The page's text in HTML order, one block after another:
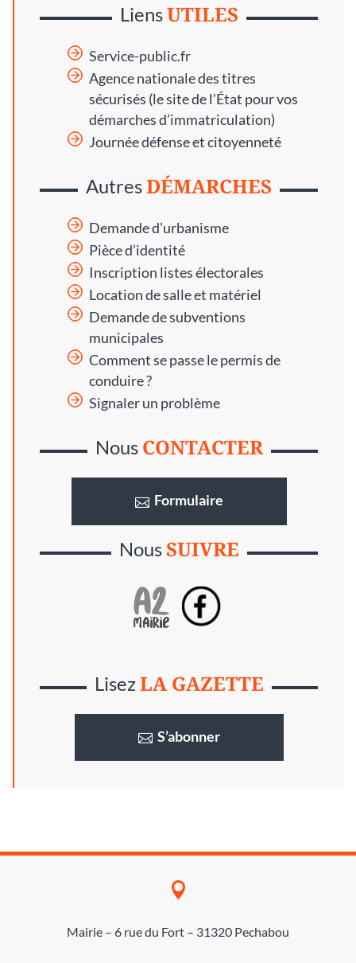
LiensUTILES
Service-public.fr
Agence nationale des titres
sécurisés (le site de l’État pour vos
démarches d’immatriculation)
Journée défense et citoyenneté
AutresDÉMARCHES
Demande d’urbanisme
Pièce d’identité
Inscription listes électorales
Location de salle et matériel
Demande de subventions
municipales
Comment se passe le permis de
conduire ?
Signaler un problème
Nous CONTACTER
Formulaire
NousSUIVRE
LisezLA GAZETTE
S’abonner

Mairie – 6 rue du Fort – 31320 Pechabou